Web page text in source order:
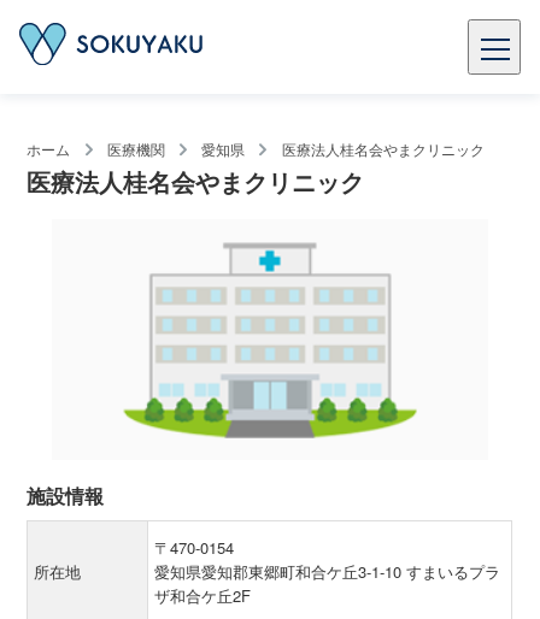
ホーム 医療機関 愛知県 医療法人桂名会やまクリニック
医療法人桂名会やまクリニック
施設情報
所在地
〒470-0154
愛知県愛知郡東郷町和合ケ丘3-1-10 すまいるプラ
ザ和合ケ丘2F